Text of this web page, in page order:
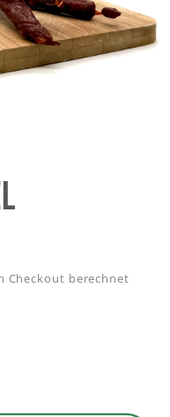
Checkout berechnet